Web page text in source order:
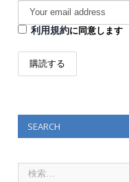
利用規約に同意します
SEARCH